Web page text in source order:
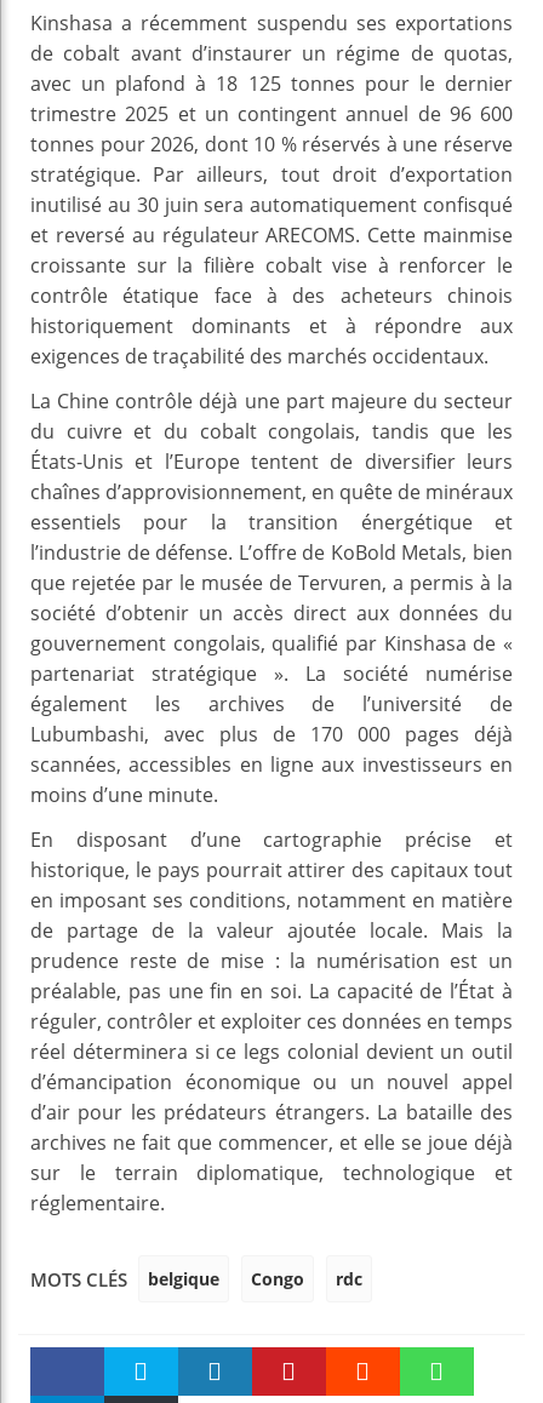
Kinshasa a récemment suspendu ses exportations
de cobalt avant d’instaurer un régime de quotas,
avec un plafond à 18 125 tonnes pour le dernier
trimestre 2025 et un contingent annuel de 96 600
tonnes pour 2026, dont 10 % réservés à une réserve
stratégique. Par ailleurs, tout droit d’exportation
inutilisé au 30 juin sera automatiquement confisqué
et reversé au régulateur ARECOMS. Cette mainmise
croissante sur la filière cobalt vise à renforcer le
contrôle étatique face à des acheteurs chinois
historiquement dominants et à répondre aux
exigences de traçabilité des marchés occidentaux.
La Chine contrôle déjà une part majeure du secteur
du cuivre et du cobalt congolais, tandis que les
États-Unis et l’Europe tentent de diversifier leurs
chaînes d’approvisionnement, en quête de minéraux
essentiels pour la transition énergétique et
l’industrie de défense. L’offre de KoBold Metals, bien
que rejetée par le musée de Tervuren, a permis à la
société d’obtenir un accès direct aux données du
gouvernement congolais, qualifié par Kinshasa de «
partenariat stratégique ». La société numérise
également les archives de l’université de
Lubumbashi, avec plus de 170 000 pages déjà
scannées, accessibles en ligne aux investisseurs en
moins d’une minute.
En disposant d’une cartographie précise et
historique, le pays pourrait attirer des capitaux tout
en imposant ses conditions, notamment en matière
de partage de la valeur ajoutée locale. Mais la
prudence reste de mise : la numérisation est un
préalable, pas une fin en soi. La capacité de l’État à
réguler, contrôler et exploiter ces données en temps
réel déterminera si ce legs colonial devient un outil
d’émancipation économique ou un nouvel appel
d’air pour les prédateurs étrangers. La bataille des
archives ne fait que commencer, et elle se joue déjà
sur le terrain diplomatique, technologique et
réglementaire.
MOTS CLÉS belgique Congo rdc